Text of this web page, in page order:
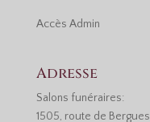
Accès Admin
Adresse
Salons funéraires:
1505, route de Bergues